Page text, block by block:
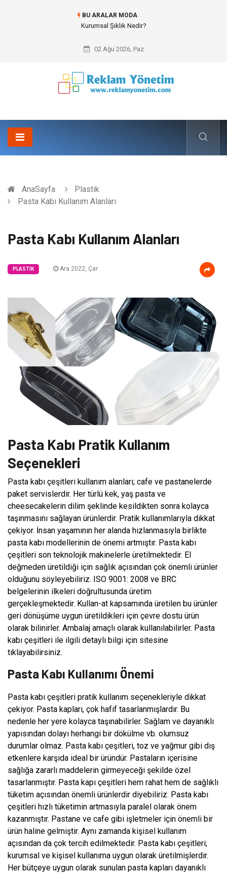
BU ARALAR MODA
Bitumen storage tank (Bitüm depolama tankı) ile Endüstriyel Tesislerde
02 Ağu 2026, Paz
AnaSayfa
Plastik
Pasta Kabı Kullanım Alanları
Pasta Kabı Kullanım Alanları
PLASTIK Ara 2022, Çar
Pasta Kabı Pratik Kullanım
Seçenekleri
Pasta kabı çeşitleri kullanım alanları; cafe ve pastanelerde
paket servislerdir. Her türlü kek, yaş pasta ve
cheesecakelerin dilim şeklinde kesildikten sonra kolayca
taşınmasını sağlayan ürünlerdir. Pratik kullanımlarıyla dikkat
çekiyor. İnsan yaşamının her alanda hızlanmasıyla birlikte
pasta kabı modellerinin de önemi artmıştır. Pasta kabı
çeşitleri son teknolojik makinelerle üretilmektedir. El
değmeden üretildiği için sağlık açısından çok önemli ürünler
olduğunu söyleyebiliriz. ISO 9001: 2008 ve BRC
belgelerinin ilkeleri doğrultusunda üretim
gerçekleşmektedir. Kullan-at kapsamında üretilen bu ürünler
geri dönüşüme uygun üretildikleri için çevre dostu ürün
olarak bilinirler. Ambalaj amaçlı olarak kullanılabilirler. Pasta
kabı çeşitleri ile ilgili detaylı bilgi için sitesine
tıklayabilirsiniz.
Pasta Kabı Kullanımı Önemi
Pasta kabı çeşitleri pratik kullanım seçenekleriyle dikkat
çekiyor. Pasta kapları, çok hafif tasarlanmışlardır. Bu
nedenle her yere kolayca taşınabilirler. Sağlam ve dayanıklı
yapısından dolayı herhangi bir dökülme vb. olumsuz
durumlar olmaz. Pasta kabı çeşitleri, toz ve yağmur gibi dış
etkenlere karşıda ideal bir üründür. Pastaların içerisine
sağlığa zararlı maddelerin girmeyeceği şekilde özel
tasarlanmıştır. Pasta kapı çeşitleri hem rahat hem de sağlıklı
tüketim açısından önemli ürünlerdir diyebiliriz. Pasta kabı
çeşitleri hızlı tüketimin artmasıyla paralel olarak önem
kazanmıştır. Pastane ve cafe gibi işletmeler için önemli bir
ürün haline gelmiştir. Aynı zamanda kişisel kullanım
açısından da çok tercih edilmektedir. Pasta kabı çeşitleri;
kurumsal ve kişisel kullanıma uygun olarak üretilmişlerdir.
Her bütçeye uygun olarak sunulan pasta kapları dayanıklı